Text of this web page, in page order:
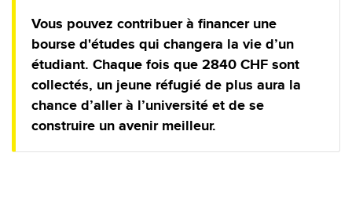
Vous pouvez contribuer à financer une
bourse d'études qui changera la vie d’un
étudiant. Chaque fois que 2840 CHF sont
collectés, un jeune réfugié de plus aura la
chance d’aller à l’université et de se
construire un avenir meilleur.